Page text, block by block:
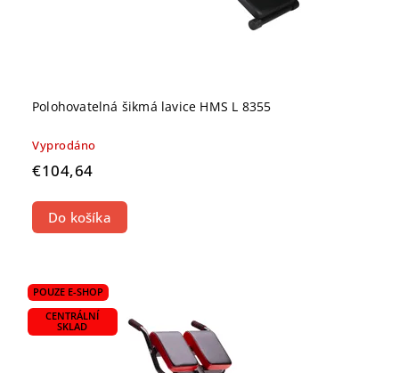
Polohovatelná šikmá lavice HMS L 8355
Vyprodáno
€104,64
Do košíka
POUZE E-SHOP
CENTRÁLNÍ
SKLAD